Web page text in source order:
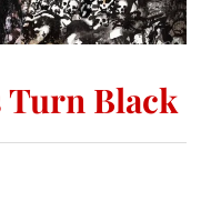
Turn Black